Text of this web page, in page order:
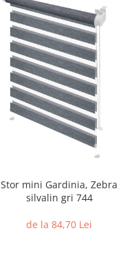
Stor mini Gardinia, Zebra
silvalin gri 744
de la 84,70 Lei